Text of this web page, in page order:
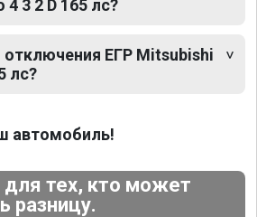
3 2 D 165 лс?
ЕГР Mitsubishi
лс?
автомобиль!
тех, кто может
разницу.